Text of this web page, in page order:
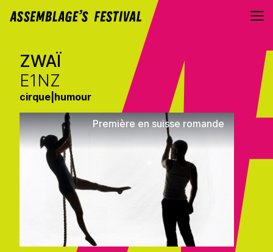
ZWAÏ
E1NZ
cirque humour
Première en suisse romande